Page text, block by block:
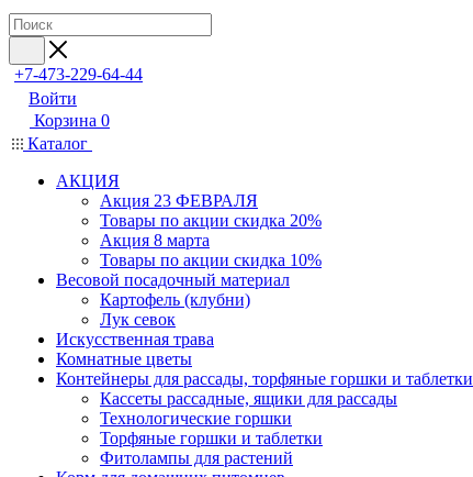
+7-473-229-64-44
Войти
Корзина 0
Каталог
АКЦИЯ
Акция 23 ФЕВРАЛЯ
Товары по акции скидка 20%
Акция 8 марта
Товары по акции скидка 10%
Весовой посадочный материал
Картофель (клубни)
Лук севок
Искусственная трава
Комнатные цветы
Контейнеры для рассады, торфяные горшки и таблетки
Кассеты рассадные, ящики для рассады
Технологические горшки
Торфяные горшки и таблетки
Фитолампы для растений